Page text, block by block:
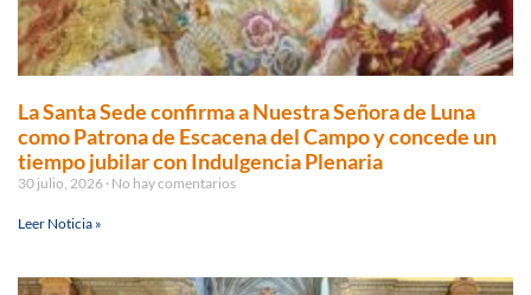
La Santa Sede confirma a Nuestra Señora de Luna
como Patrona de Escacena del Campo y concede un
tiempo jubilar con Indulgencia Plenaria
30 julio, 2026 No hay comentarios
Leer Noticia »